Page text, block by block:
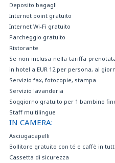
Deposito bagagli
Internet point gratuito
Internet Wi-Fi gratuito
Parcheggio gratuito
Ristorante
Se non inclusa nella tariffa
in hotel a EUR 12 per persona, al
Servizio fax, fotocopie, stampa
Servizio lavanderia
Soggiorno gratuito per 1 bambino
Staff multilingue
IN CAMERA:
Asciugacapelli
Bollitore gratuito con té e caffè in
Cassetta di sicurezza